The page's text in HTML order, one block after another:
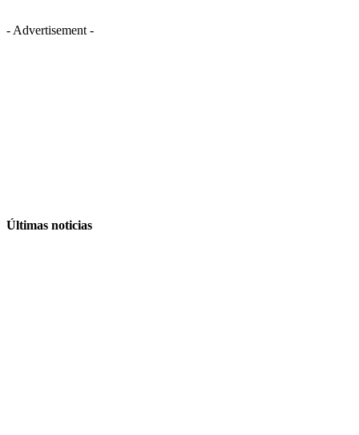
- Advertisement -
Últimas noticias